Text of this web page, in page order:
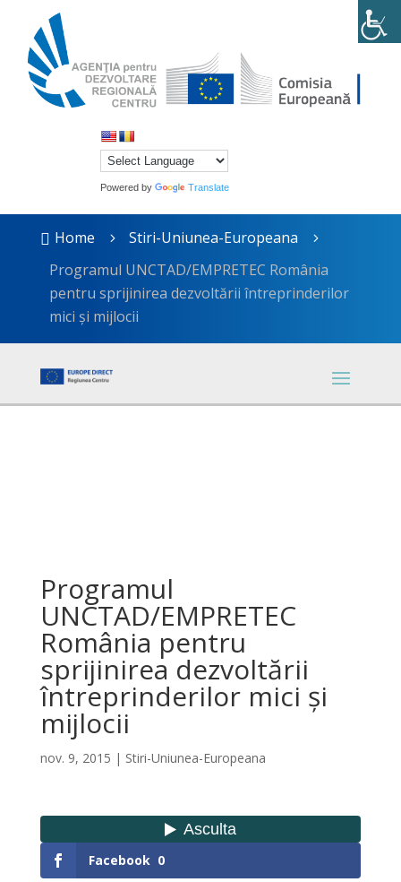
Powered by Translate
 Home 5 Stiri-Uniunea-Europeana 5
Programul UNCTAD/EMPRETEC România
pentru sprijinirea dezvoltării întreprinderilor
mici și mijlocii
Programul
UNCTAD/EMPRETEC
România pentru
sprijinirea dezvoltării
întreprinderilor mici și
mijlocii
nov. 9, 2015 | Stiri-Uniunea-Europeana
Facebook 0